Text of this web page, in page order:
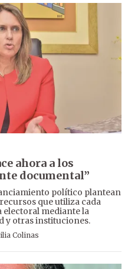
ahora a los
documental”
político plantean
que utiliza cada
electoral mediante la
y otras instituciones.
Colinas